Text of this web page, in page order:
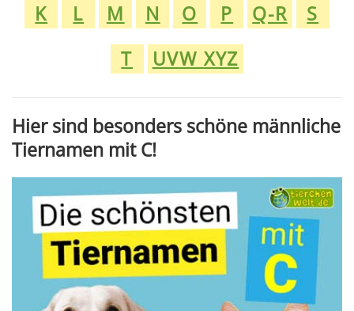
K
L M N O P Q-R
S
T
UVW XYZ
Hier sind besonders schöne männliche
Tiernamen mit C!